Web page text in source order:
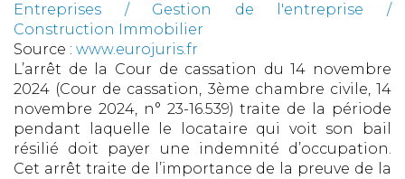
Entreprises / Gestion de l'entreprise /
Construction Immobilier
Source : www.eurojuris.fr
L’arrêt de la Cour de cassation du 14 novembre
2024 (Cour de cassation, 3ème chambre civile, 14
novembre 2024, n° 23-16.539) traite de la période
pendant laquelle le locataire qui voit son bail
résilié doit payer une indemnité d’occupation.
Cet arrêt traite de l’importance de la preuve de la